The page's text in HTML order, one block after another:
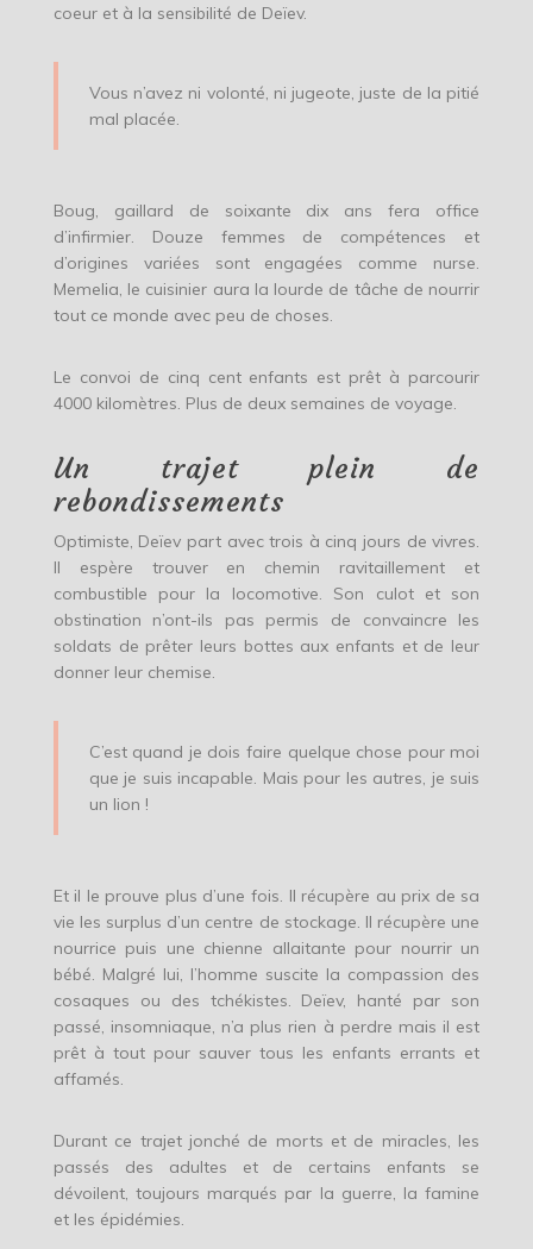
coeur et à la sensibilité de Deïev.
Vous n’avez ni volonté, ni jugeote, juste de la pitié
mal placée.
Boug, gaillard de soixante dix ans fera office
d’infirmier. Douze femmes de compétences et
d’origines variées sont engagées comme nurse.
Memelia, le cuisinier aura la lourde de tâche de nourrir
tout ce monde avec peu de choses.
Le convoi de cinq cent enfants est prêt à parcourir
4000 kilomètres. Plus de deux semaines de voyage.
Un trajet plein de
rebondissements
Optimiste, Deïev part avec trois à cinq jours de vivres.
Il espère trouver en chemin ravitaillement et
combustible pour la locomotive. Son culot et son
obstination n’ont-ils pas permis de convaincre les
soldats de prêter leurs bottes aux enfants et de leur
donner leur chemise.
C’est quand je dois faire quelque chose pour moi
que je suis incapable. Mais pour les autres, je suis
un lion !
Et il le prouve plus d’une fois. Il récupère au prix de sa
vie les surplus d’un centre de stockage. Il récupère une
nourrice puis une chienne allaitante pour nourrir un
bébé. Malgré lui, l’homme suscite la compassion des
cosaques ou des tchékistes. Deïev, hanté par son
passé, insomniaque, n’a plus rien à perdre mais il est
prêt à tout pour sauver tous les enfants errants et
affamés.
Durant ce trajet jonché de morts et de miracles, les
passés des adultes et de certains enfants se
dévoilent, toujours marqués par la guerre, la famine
et les épidémies.